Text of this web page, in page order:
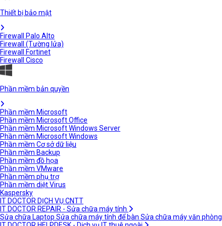
Thiết bị bảo mật
Firewall Palo Alto
Firewall (Tường lửa)
Firewall Fortinet
Firewall Cisco
Phần mềm bản quyền
Phần mềm Microsoft
Phần mềm Microsoft Office
Phần mềm Microsoft Windows Server
Phần mềm Microsoft Windows
Phần mềm Cơ sở dữ liệu
Phần mềm Backup
Phần mềm đồ họa
Phần mềm VMware
Phần mềm phụ trợ
Phần mềm diệt Virus
Kaspersky
IT DOCTOR DỊCH VỤ CNTT
IT DOCTOR REPAIR - Sửa chữa máy tính
Sửa chữa Laptop Sửa chữa máy tính để bàn Sửa chữa máy văn phòng